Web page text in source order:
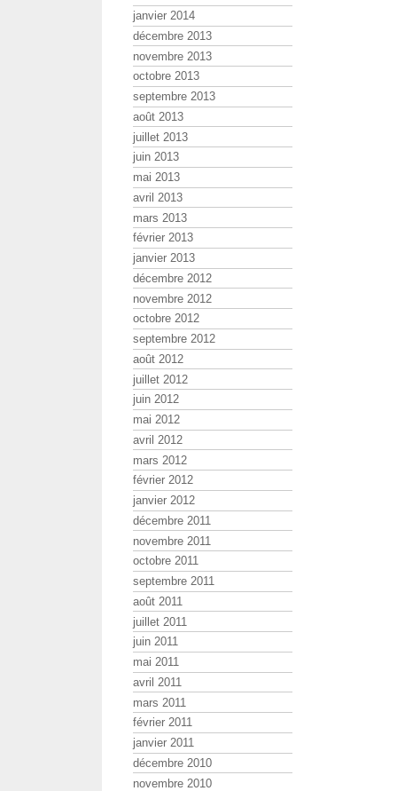
janvier 2014
décembre 2013
novembre 2013
octobre 2013
septembre 2013
août 2013
juillet 2013
juin 2013
mai 2013
avril 2013
mars 2013
février 2013
janvier 2013
décembre 2012
novembre 2012
octobre 2012
septembre 2012
août 2012
juillet 2012
juin 2012
mai 2012
avril 2012
mars 2012
février 2012
janvier 2012
décembre 2011
novembre 2011
octobre 2011
septembre 2011
août 2011
juillet 2011
juin 2011
mai 2011
avril 2011
mars 2011
février 2011
janvier 2011
décembre 2010
novembre 2010